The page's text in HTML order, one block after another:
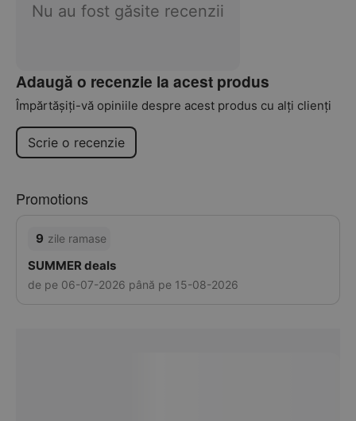
Nu au fost găsite recenzii
Adaugă o recenzie la acest produs
Împărtășiți-vă opiniile despre acest produs cu alți clienți
Scrie o recenzie
Promotions
9 zile ramase
SUMMER deals
de pe 06-07-2026 până pe 15-08-2026